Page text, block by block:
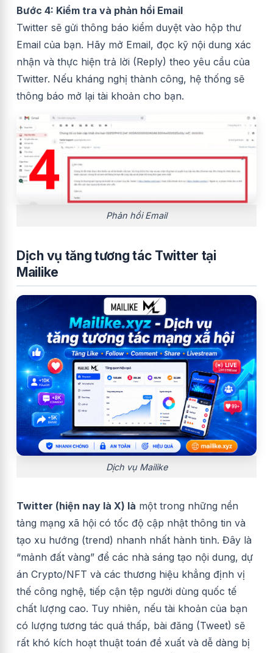
Bước 4: Kiểm tra và phản hồi Email
Twitter sẽ gửi thông báo kiểm duyệt vào hộp thư
Email của bạn. Hãy mở Email, đọc kỹ nội dung xác
nhận và thực hiện trả lời (Reply) theo yêu cầu của
Twitter. Nếu kháng nghị thành công, hệ thống sẽ
thông báo mở lại tài khoản cho bạn.
Phản hồi Email
Dịch vụ tăng tương tác Twitter tại
Mailike
Dịch vụ Mailike
Twitter (hiện nay là X) là một trong những nền
tảng mạng xã hội có tốc độ cập nhật thông tin và
tạo xu hướng (trend) nhanh nhất hành tinh. Đây là
“mảnh đất vàng” để các nhà sáng tạo nội dung, dự
án Crypto/NFT và các thương hiệu khẳng định vị
thế công nghệ, tiếp cận tệp người dùng quốc tế
chất lượng cao. Tuy nhiên, nếu tài khoản của bạn
có lượng tương tác quá thấp, bài đăng (Tweet) sẽ
rất khó kích hoạt thuật toán đề xuất và dễ dàng bị